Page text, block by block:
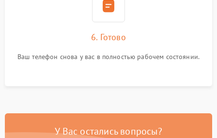
6. Готово
Ваш телефон снова у вас в полностью рабочем состоянии.
У Вас остались вопросы?